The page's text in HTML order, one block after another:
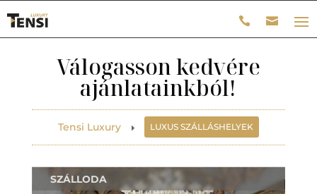
Válogasson kedvére
ajánlatainkból!
Tensi Luxury E LUXUS SZÁLLÁSHELYEK
SZÁLLODA